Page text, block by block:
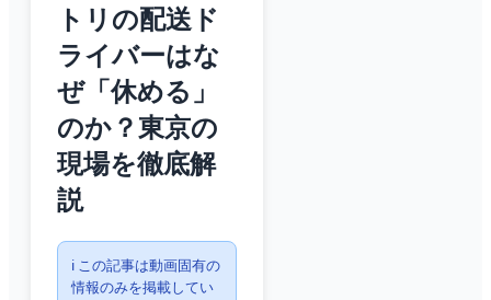
トリの配送ド
ライバーはな
ぜ「休める」
のか？東京の
現場を徹底解
説
ℹ️ この記事は動画固有の
情報のみを掲載してい